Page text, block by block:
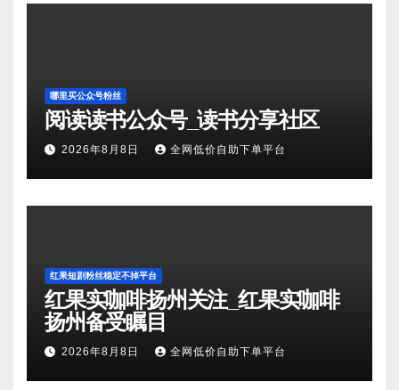
哪里买公众号粉丝
阅读读书公众号_读书分享社区
2026年8月8日 全网低价自助下单平台
红果短剧粉丝稳定不掉平台
红果实咖啡扬州关注_红果实咖啡
扬州备受瞩目
2026年8月8日 全网低价自助下单平台